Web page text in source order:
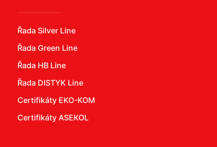
Řada Silver Line
Řada Green Line
Řada HB Line
Řada DISTYK Line
Certifikáty EKO-KOM
Certifikáty ASEKOL